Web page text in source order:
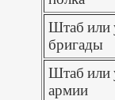
Штаб или
бригады
Штаб или
армии